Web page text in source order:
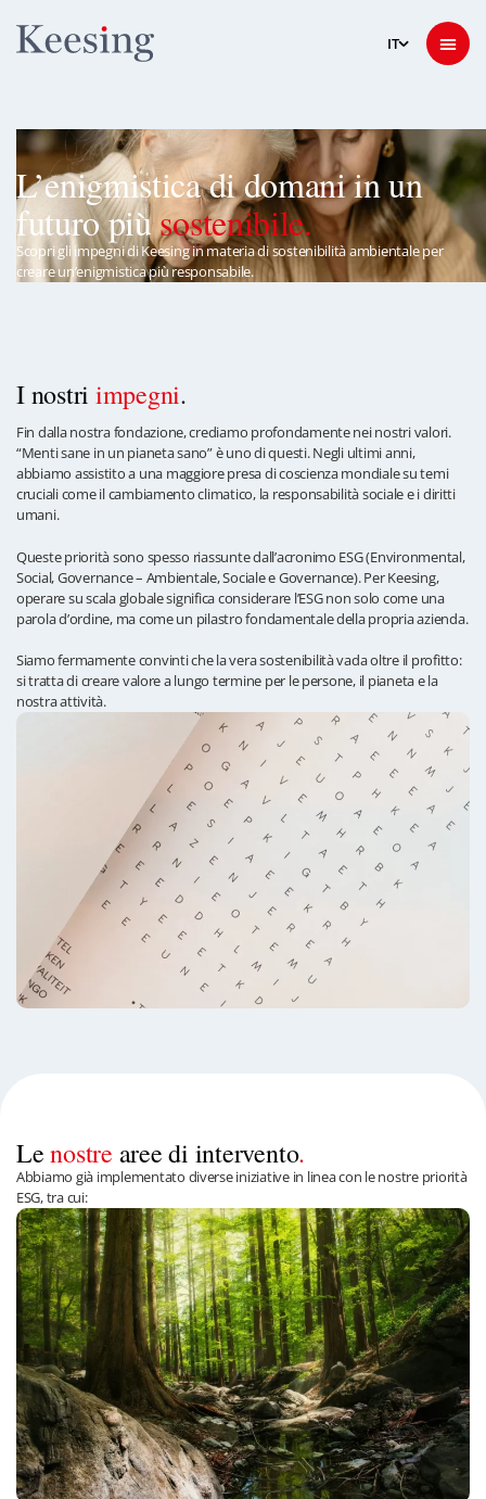
L’enigmistica di domani in un
futuro piùsostenibile.
Scopri gli impegni di Keesing in materia di sostenibilità ambientale per
creare un’enigmistica più responsabile.
I nostri impegni.
Fin dalla nostra fondazione, crediamo profondamente nei nostri valori.
“Menti sane in un pianeta sano” è uno di questi. Negli ultimi anni,
abbiamo assistito a una maggiore presa di coscienza mondiale su temi
cruciali come il cambiamento climatico, la responsabilità sociale e i diritti
umani.
Queste priorità sono spesso riassunte dall’acronimo ESG (Environmental,
Social, Governance – Ambientale, Sociale e Governance). Per Keesing,
operare su scala globale significa considerare l’ESG non solo come una
parola d’ordine, ma come un pilastro fondamentale della propria azienda.
Siamo fermamente convinti che la vera sostenibilità vada oltre il profitto:
si tratta di creare valore a lungo termine per le persone, il pianeta e la
nostra attività.
Lenostre aree di intervento.
Abbiamo già implementato diverse iniziative in linea con le nostre priorità
ESG, tra cui: